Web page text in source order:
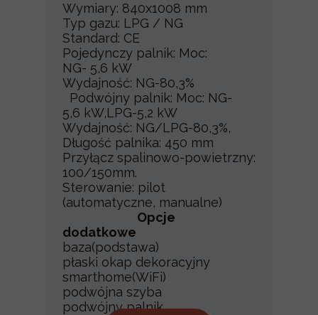
Wymiary: 840x1008 mm
Typ gazu: LPG / NG
Standard: CE
Pojedynczy palnik: Moc:
NG- 5,6 kW
Wydajność: NG-80,3%
Podwójny palnik: Moc: NG-
5,6 kW,LPG-5,2 kW
Wydajność: NG/LPG-80,3%,
Długość palnika: 450 mm
Przyłącz spalinowo-powietrzny:
100/150mm.
Sterowanie: pilot
(automatyczne, manualne)
Opcje
dodatkowe
baza(podstawa)
płaski okap dekoracyjny
smarthome(WiFi)
podwójna szyba
podwójny palnik